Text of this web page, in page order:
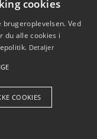
fremme
Aps
cookies
Ved
du alle cookies i
Detaljer
COOKIES